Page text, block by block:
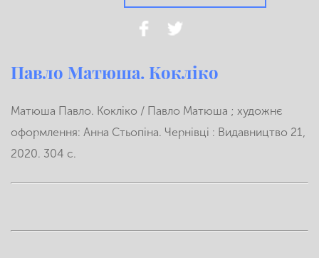
Павло Матюша. Кокліко
Матюша Павло. Кокліко / Павло Матюша ; художнє
оформлення: Анна Стьопіна. Чернівці : Видавництво 21,
2020. 304 с.